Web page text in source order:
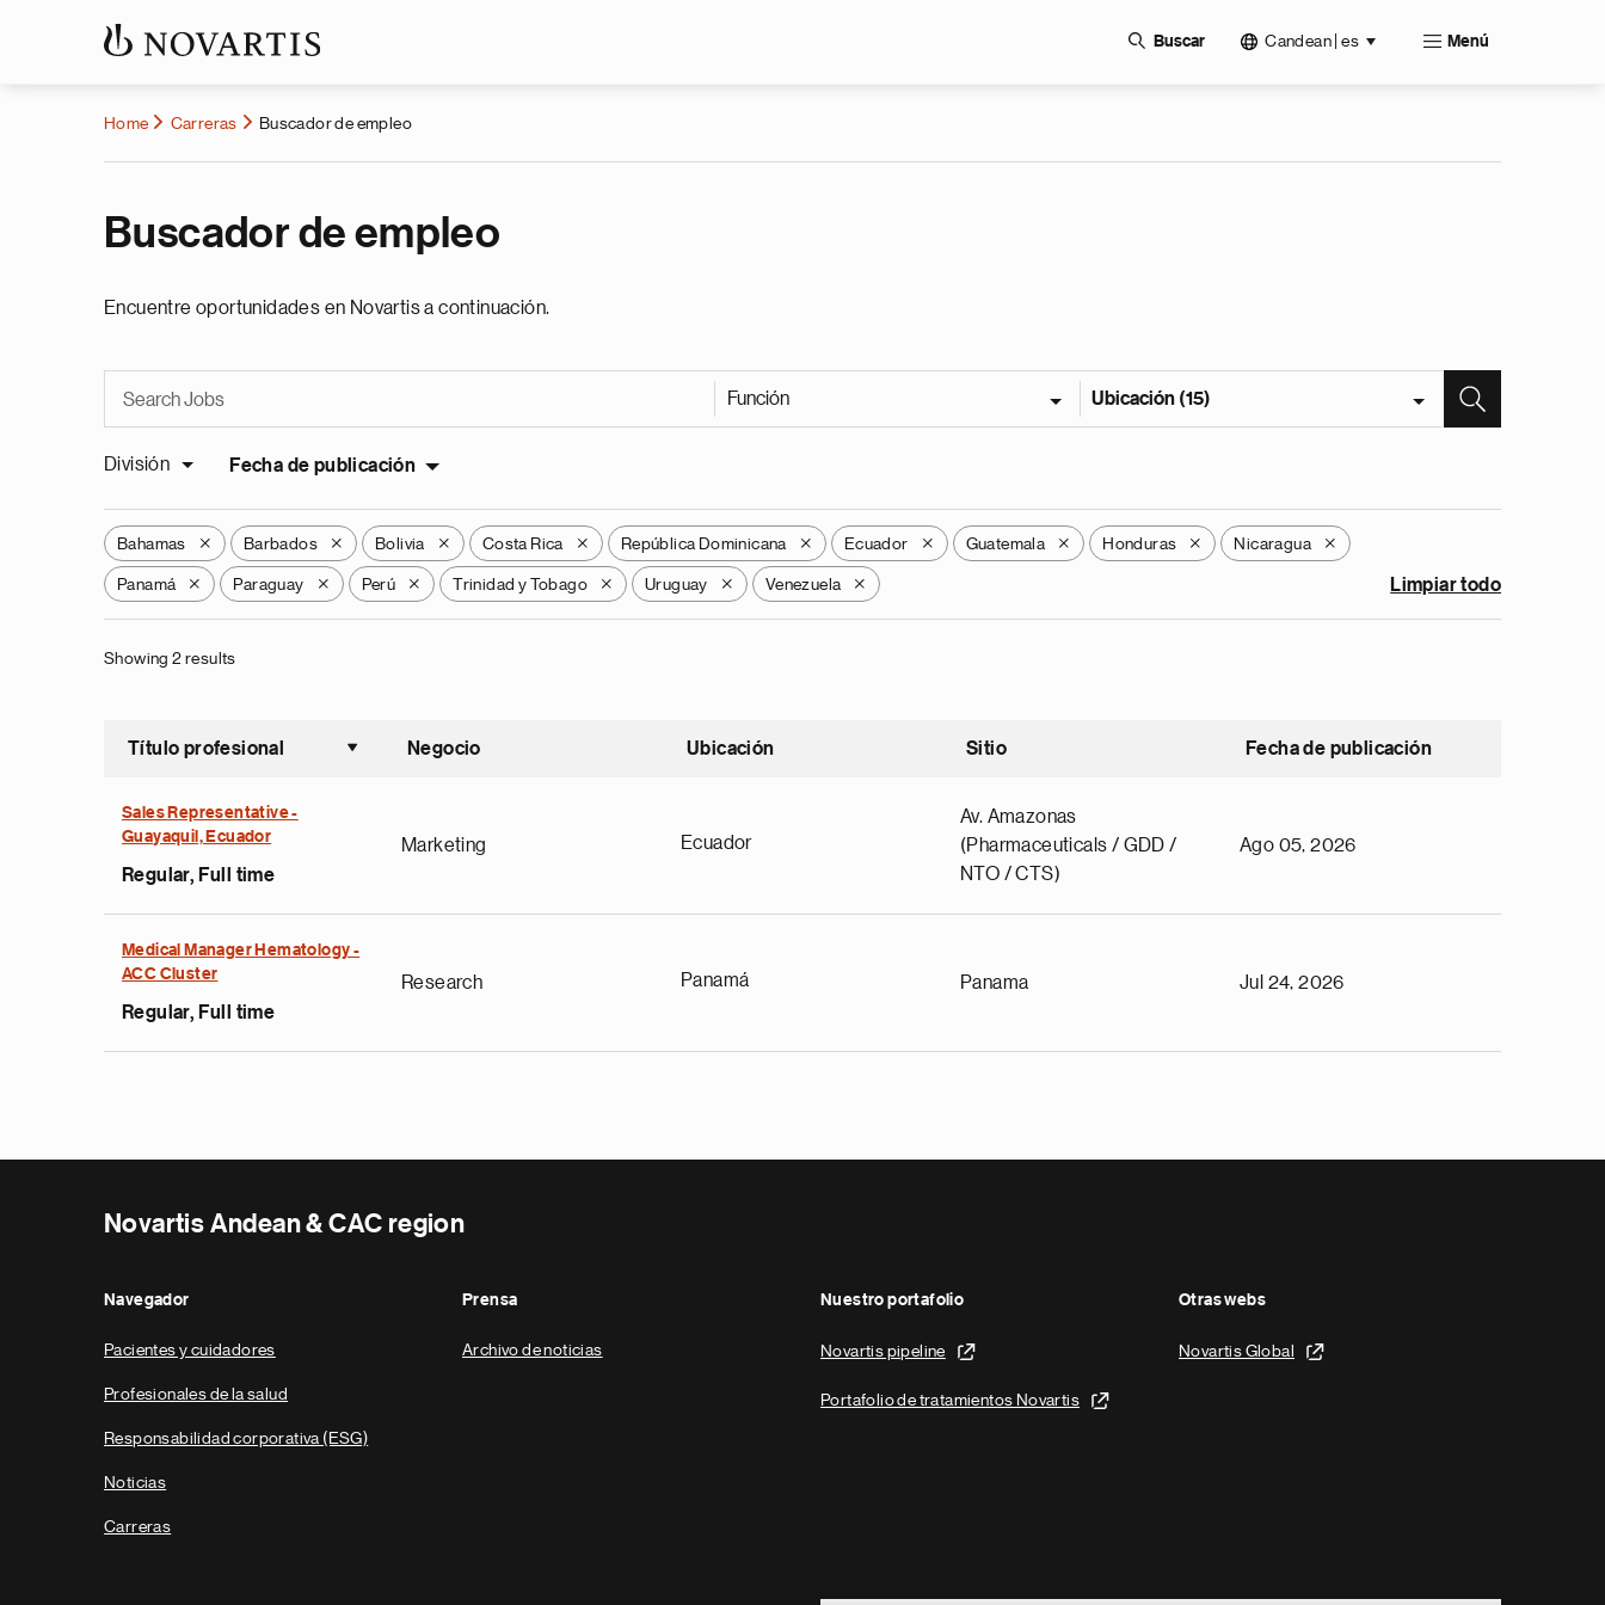
Buscar Candean | es Menú
Home Carreras Buscador de empleo
Buscador de empleo
Encuentre oportunidades en Novartis a continuación.
Función Ubicación (15)
División Fecha de publicación
Bahamas X Barbados X Bolivia X Costa Rica X República Dominicana X Ecuador X Guatemala X Honduras X Nicaragua X
Panamá X Paraguay X Perú X Trinidad y Tobago X Uruguay X Venezuela X Limpiar todo
Showing 2 results
Título profesional
Ordenar ascendente
Negocio Ubicación Sitio Fecha de publicación
Sales Representative -
Guayaquil, Ecuador
Regular, Full time
Marketing Ecuador
Av. Amazonas
(Pharmaceuticals / GDD /
NTO / CTS)
Ago 05, 2026
Medical Manager Hematology -
ACC Cluster
Regular, Full time
Research Panamá Panama Jul 24, 2026
Novartis Andean & CAC region
Navegador
Pacientes y cuidadores
Profesionales de la salud
Responsabilidad corporativa (ESG)
Noticias
Carreras
Prensa
Archivo de noticias
Nuestro portafolio
Novartis pipeline
Portafolio de tratamientos Novartis
Otras webs
Novartis Global